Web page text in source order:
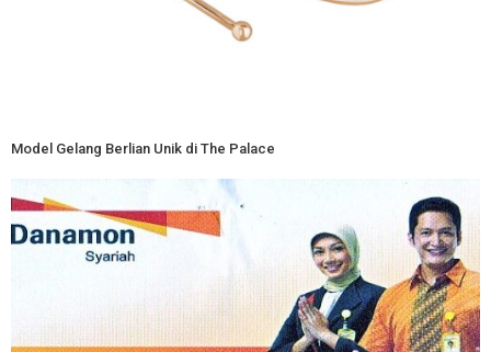
Model Gelang Berlian Unik di The Palace